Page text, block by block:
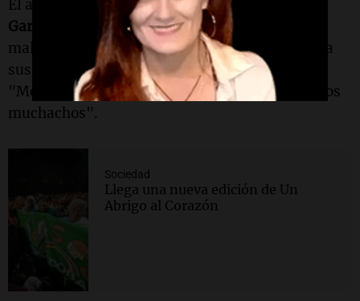
El artista recordó con cariño a músicos como
Gary
, de quien amistosamente bromeó sobre su
mal día durante uncasting. También se refirió a
sus éxitos al descubrir talentos, mencionando:
"Me siento muy feliz de haber acertado a muchos
muchachos".
Sociedad
Llega una nueva edición de Un
Abrigo al Corazón